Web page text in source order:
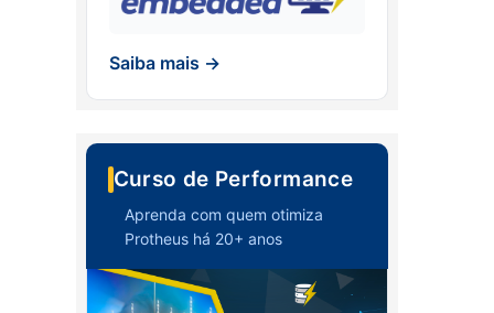
Saiba mais →
Curso de Performance
Aprenda com quem otimiza
Protheus há 20+ anos